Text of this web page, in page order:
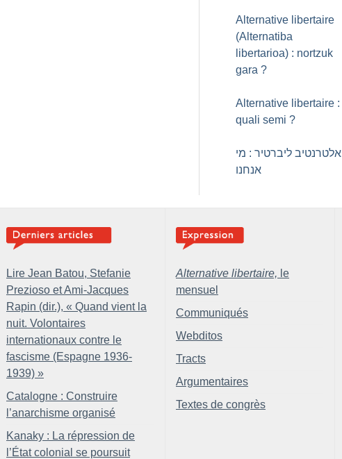
Alternative libertaire
(Alternatiba
libertarioa) : nortzuk
gara ?
Alternative libertaire :
quali semi ?
אלטרנטיב ליברטיר : מי
אנחנו
Lire Jean Batou, Stefanie
Prezioso et Ami-Jacques
Rapin (dir.), « Quand vient la
nuit. Volontaires
internationaux contre le
fascisme (Espagne 1936-
1939) »
Catalogne : Construire
l’anarchisme organisé
Kanaky : La répression de
l’État colonial se poursuit
Alternative libertaire, le
mensuel
Communiqués
Webditos
Tracts
Argumentaires
Textes de congrès